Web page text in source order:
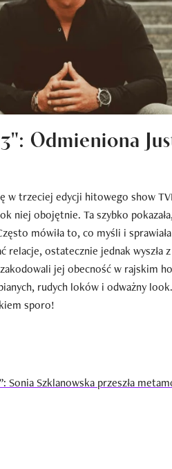
Odmieniona
w trzeciej edycji hitowego show
niej obojętnie. Ta szybko
mówiła to, co myśli i
relacje, ostatecznie jednak wyszła
jej obecność w rajskim
rudych loków i odważny
sporo!
Sonia Szklanowska przeszła